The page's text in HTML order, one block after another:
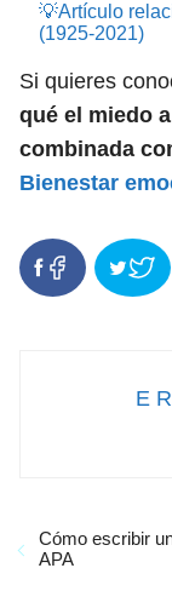
💡Artículo
(1925-2021)
Si quieres
qué el miedo
combinada
Bienestar
E
Cómo escribir
APA